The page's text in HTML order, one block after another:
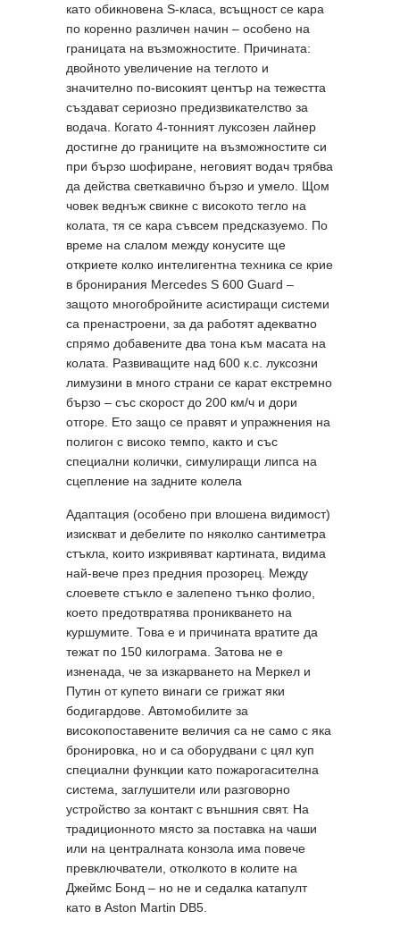
като обикновена S-класа, всъщност се кара
по коренно различен начин – особено на
границата на възможностите. Причината:
двойното увеличение на теглото и
значително по-високият център на тежестта
създават сериозно предизвикателство за
водача. Когато 4-тонният луксозен лайнер
достигне до границите на възможностите си
при бързо шофиране, неговият водач трябва
да действа светкавично бързо и умело. Щом
човек веднъж свикне с високото тегло на
колата, тя се кара съвсем предсказуемо. По
време на слалом между конусите ще
откриете колко интелигентна техника се крие
в бронирания Mercedes S 600 Guard –
защото многобройните асистиращи системи
са пренастроени, за да работят адекватно
спрямо добавените два тона към масата на
колата. Развиващите над 600 к.с. луксозни
лимузини в много страни се карат екстремно
бързо – със скорост до 200 км/ч и дори
отгоре. Ето защо се правят и упражнения на
полигон с високо темпо, както и със
специални колички, симулиращи липса на
сцепление на задните колела
Адаптация (особено при влошена видимост)
изискват и дебелите по няколко сантиметра
стъкла, които изкривяват картината, видима
най-вече през предния прозорец. Между
слоевете стъкло е залепено тънко фолио,
което предотвратява проникването на
куршумите. Това е и причината вратите да
тежат по 150 килограма. Затова не е
изненада, че за изкарването на Меркел и
Путин от купето винаги се грижат яки
бодигардове. Автомобилите за
високопоставените величия са не само с яка
бронировка, но и са оборудвани с цял куп
специални функции като пожарогасителна
система, заглушители или разговорно
устройство за контакт с външния свят. На
традиционното място за поставка на чаши
или на централната конзола има повече
превключватели, отколкото в колите на
Джеймс Бонд – но не и седалка катапулт
като в Aston Martin DB5.